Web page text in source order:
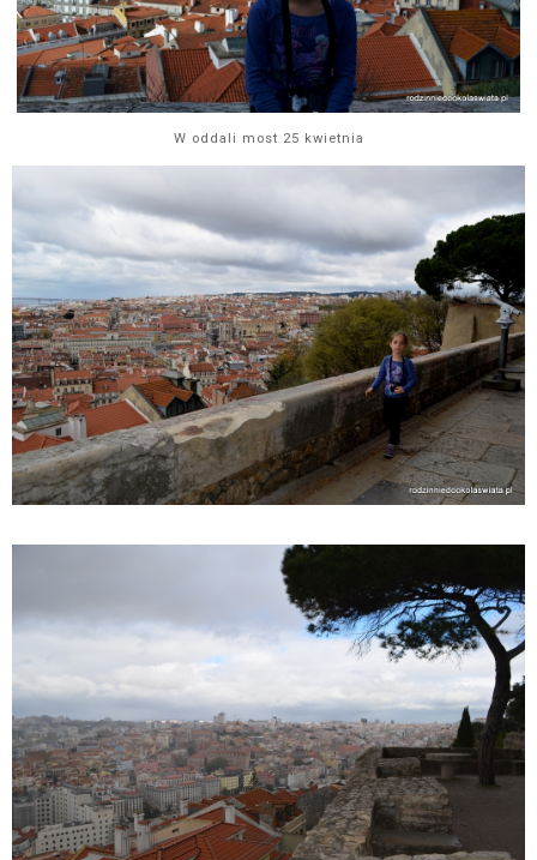
W oddali most 25 kwietnia